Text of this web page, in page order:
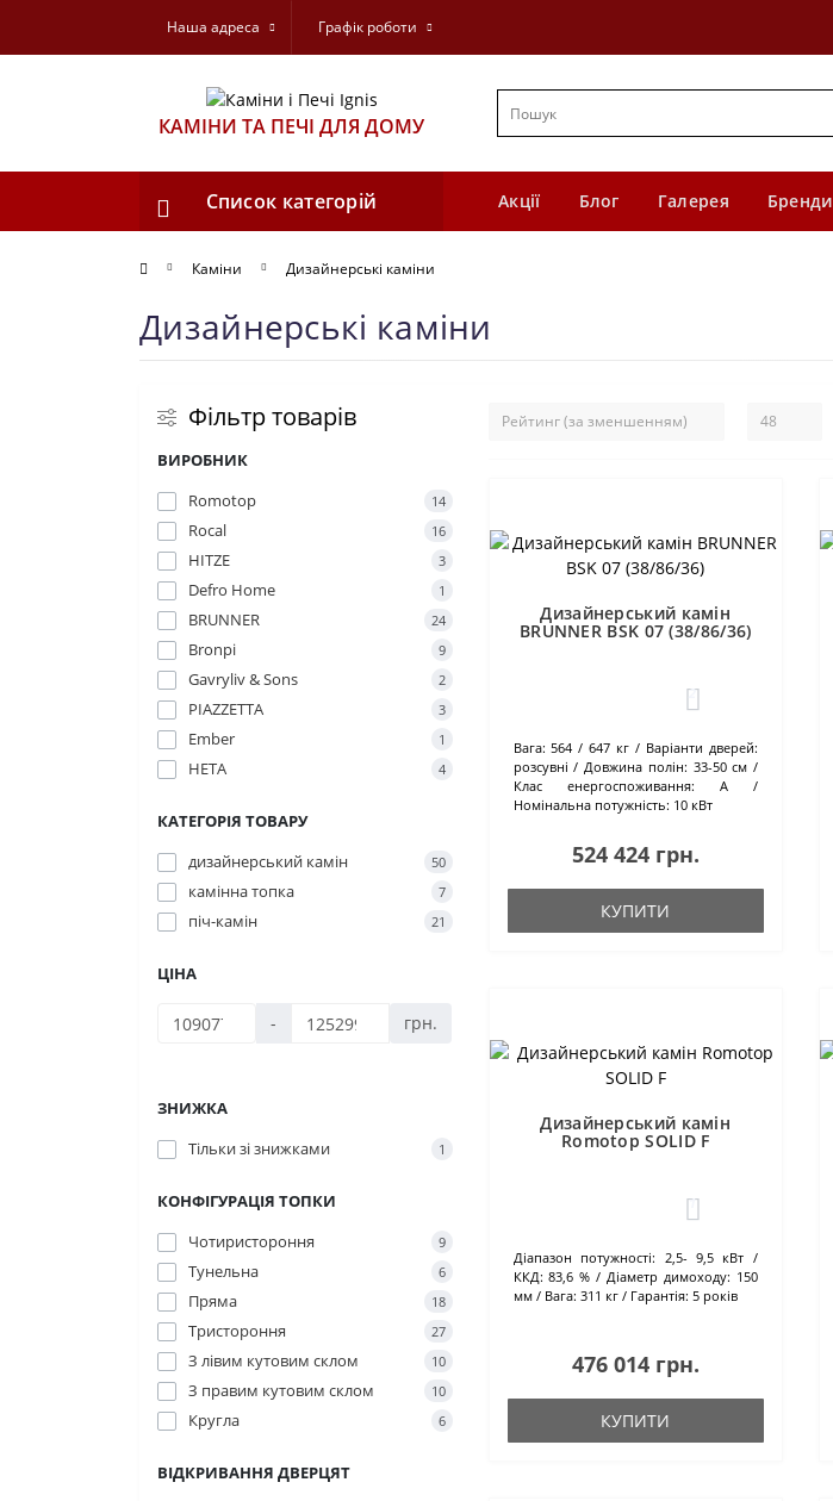
Наша адреса Графік роботи
КАМІНИ ТА ПЕЧІ ДЛЯ ДОМУ
Список категорій Акції Блог Галерея Бренди
Каміни Дизайнерські каміни
Дизайнерські каміни
Фільтр товарів
ВИРОБНИК
Romotop
14
Rocal 16
HITZE 3
Defro Home 1
BRUNNER 24
Bronpi 9
Gavryliv & Sons 2
PIAZZETTA 3
Ember 1
HETA 4
КАТЕГОРІЯ ТОВАРУ
дизайнерський камін
50
камінна топка 7
піч-камін 21
ЦІНА
- грн.
ЗНИЖКА
Тільки зі знижками
1
КОНФІГУРАЦІЯ ТОПКИ
Чотиристороння
9
Тунельна 6
Пряма 18
Тристороння 27
З лівим кутовим склом 10
З правим кутовим склом 10
Кругла 6
ВІДКРИВАННЯ ДВЕРЦЯТ
Дизайнерський камін
BRUNNER BSK 07 (38/86/36)
2
Вага: 564 / 647 кг
Варіанти дверей:
розсувні
Довжина полін: 33-50 см
Клас енергоспоживання:
А
Номінальна потужність: 10 кВт
524 424 грн.
КУПИТИ
Дизайнерський камін
Romotop SOLID F
1
Діапазон потужності: 2,5- 9,5 кВт
ККД: 83,6 % Діаметр димоходу: 150
мм
Вага: 311 кг Гарантія: 5 років
476 014 грн.
КУПИТИ